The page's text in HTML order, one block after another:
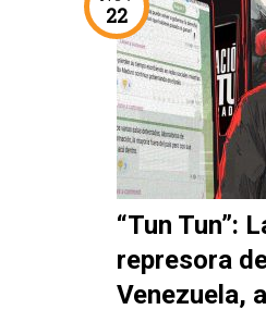
22
“Tun Tun”:
represora
Venezuela,